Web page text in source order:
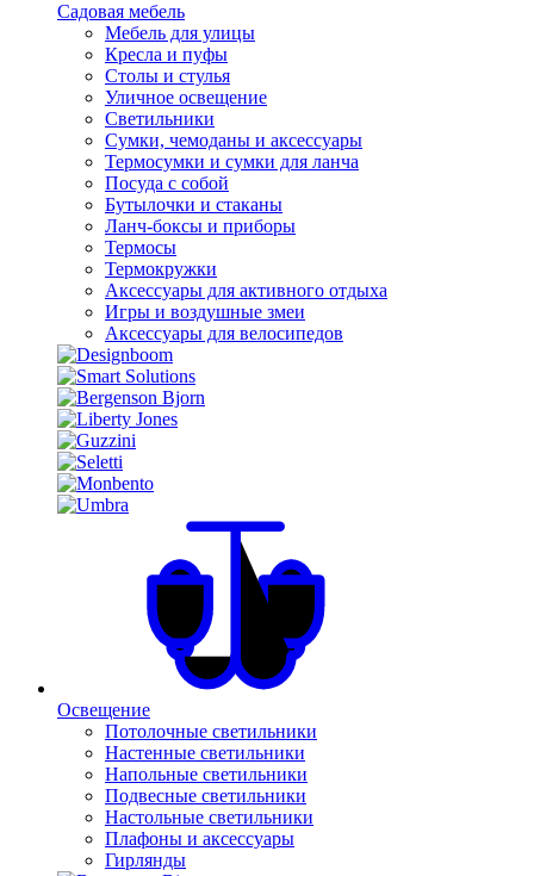
Садовая мебель
Мебель для улицы
Кресла и пуфы
Столы и стулья
Уличное освещение
Светильники
Сумки, чемоданы и аксессуары
Термосумки и сумки для ланча
Посуда с собой
Бутылочки и стаканы
Ланч-боксы и приборы
Термосы
Термокружки
Аксессуары для активного отдыха
Игры и воздушные змеи
Аксессуары для велосипедов
Освещение
Потолочные светильники
Настенные светильники
Напольные светильники
Подвесные светильники
Настольные светильники
Плафоны и аксессуары
Гирлянды